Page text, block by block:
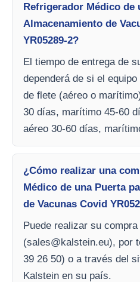
Refrigerador Médico de
Almacenamiento de
YR05289-2?
El tiempo de entrega de
dependerá de si el
de flete (aéreo o
30 días, marítimo 45-60
aéreo 30-60 días,
¿Cómo realizar una
Médico de una Puerta
de Vacunas Covid
Puede realizar su
(sales@kalstein.eu), por
39 26 50) o a través del
Kalstein en su país.